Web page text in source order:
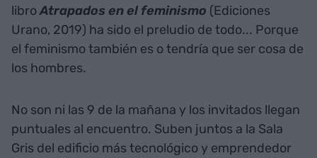
libroAtrapados en el feminismo (Ediciones
Urano, 2019) ha sido el preludio de todo... Porque
el feminismo también es o tendría que ser cosa de
los hombres.
No son ni las 9 de la mañana y los invitados llegan
puntuales al encuentro. Suben juntos a la Sala
Gris del edificio más tecnológico y emprendedor